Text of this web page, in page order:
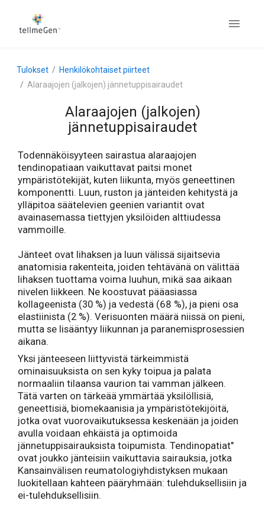
Tulokset
Henkilökohtaiset piirteet
Alaraajojen (jalkojen) jännetuppisairaudet
Alaraajojen (jalkojen)
jännetuppisairaudet
Todennäköisyyteen sairastua alaraajojen
tendinopatiaan vaikuttavat paitsi monet
ympäristötekijät, kuten liikunta, myös geneettinen
komponentti. Luun, ruston ja jänteiden kehitystä ja
ylläpitoa säätelevien geenien variantit ovat
avainasemassa tiettyjen yksilöiden alttiudessa
vammoille.
Jänteet ovat lihaksen ja luun välissä sijaitsevia
anatomisia rakenteita, joiden tehtävänä on välittää
lihaksen tuottama voima luuhun, mikä saa aikaan
nivelen liikkeen. Ne koostuvat pääasiassa
kollageenista (30 %) ja vedestä (68 %), ja pieni osa
elastiinista (2 %). Verisuonten määrä niissä on pieni,
mutta se lisääntyy liikunnan ja paranemisprosessien
aikana.
Yksi jänteeseen liittyvistä tärkeimmistä
ominaisuuksista on sen kyky toipua ja palata
normaaliin tilaansa vaurion tai vamman jälkeen.
Tätä varten on tärkeää ymmärtää yksilöllisiä,
geneettisiä, biomekaanisia ja ympäristötekijöitä,
jotka ovat vuorovaikutuksessa keskenään ja joiden
avulla voidaan ehkäistä ja optimoida
jännetuppisairauksista toipumista. Tendinopatiat"
ovat joukko jänteisiin vaikuttavia sairauksia, jotka
Kansainvälisen reumatologiyhdistyksen mukaan
luokitellaan kahteen pääryhmään: tulehduksellisiin ja
ei-tulehduksellisiin.